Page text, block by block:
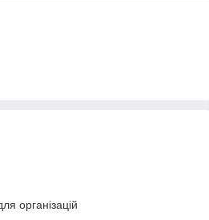
організацій